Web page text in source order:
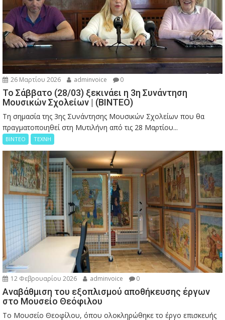
26 Μαρτίου 2026 adminvoice 0
Το Σάββατο (28/03) ξεκινάει η 3η Συνάντηση
Μουσικών Σχολείων | (ΒΙΝΤΕΟ)
Τη σημασία της 3ης Συνάντησης Μουσικών Σχολείων που θα
πραγματοποιηθεί στη Μυτιλήνη από τις 28 Μαρτίου...
ΒΙΝΤΕΟ ΤΕΧΝΗ
12 Φεβρουαρίου 2026 adminvoice 0
Αναβάθμιση του εξοπλισμού αποθήκευσης έργων
στο Μουσείο Θεόφιλου
Το Μουσείο Θεοφίλου, όπου ολοκληρώθηκε το έργο επισκευής